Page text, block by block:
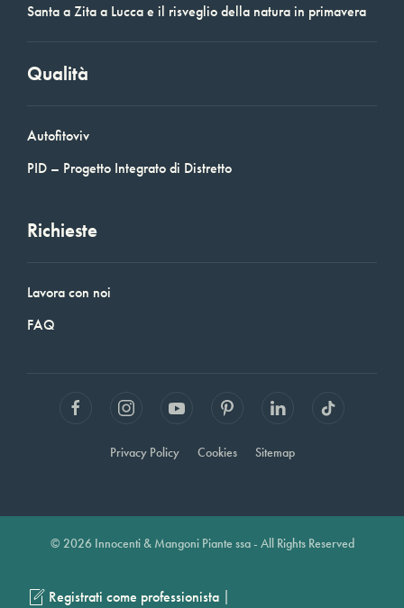
Santa a Zita a Lucca e il risveglio della natura in primavera
Qualità
Autofitoviv
PID – Progetto Integrato di Distretto
Richieste
Lavora con noi
FAQ
Privacy Policy Cookies Sitemap
© 2026 Innocenti & Mangoni Piante ssa - All Rights Reserved
Registrati come professionista |